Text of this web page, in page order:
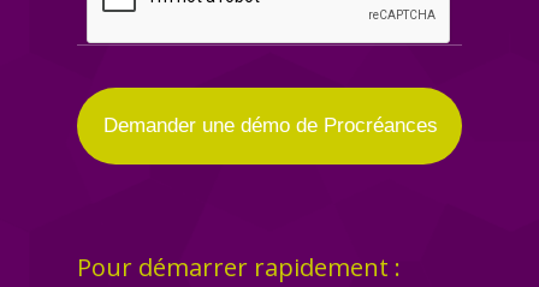
Pour démarrer rapidement :